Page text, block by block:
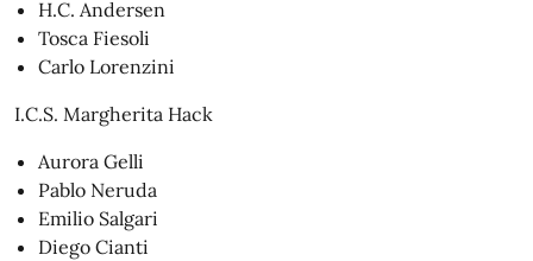
H.C. Andersen
Tosca Fiesoli
Carlo Lorenzini
I.C.S. Margherita Hack
Aurora Gelli
Pablo Neruda
Emilio Salgari
Diego Cianti